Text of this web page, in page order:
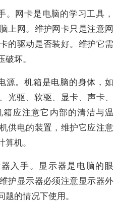
。网卡是电脑的学习工具，
上网。维护网卡只是注意网
的驱动是否装好。维护它需
坏。
源。机箱是电脑的身体，如
光驱、软驱、显卡、声卡、
应注意它内部的清洁与温
供电的装置，维护它应注意
机。
入手。显示器是电脑的眼
护显示器必须注意显示器外
的情况下使用。